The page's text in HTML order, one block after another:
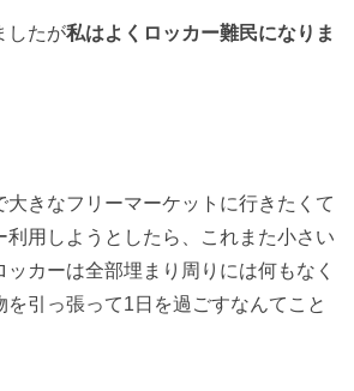
したが私はよくロッカー難民になりま
大きなフリーマーケットに行きたくて
利用しようとしたら、これまた小さい
カーは全部埋まり周りには何もなく
を引っ張って1日を過ごすなんてこと